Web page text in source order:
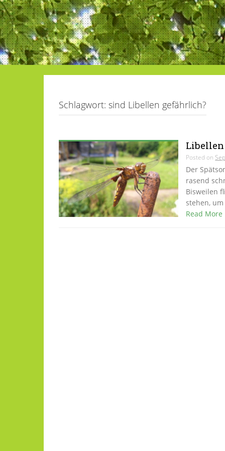
Schlagwort: sind Libellen gefährlich?
Posted on
Der
rasend
Bisweilen
stehen, um
Read More